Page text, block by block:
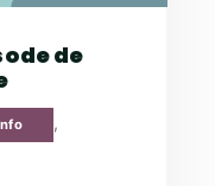
de
,